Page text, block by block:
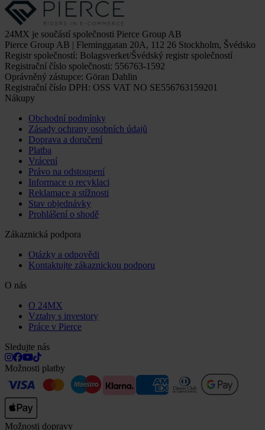
24MX je součástí společnosti Pierce Group AB
Pierce Group AB | Fleminggatan 20A, 112 26 Stockholm, Švédsko
Registr společností: Bolagsverket/Švédský registr společností
Registrační číslo společnosti: 556763-1592
Oprávněný zástupce: Göran Dahlin
Registrační číslo DPH: OSS VAT NO SE556763159201
Nákupy
Obchodní podmínky
Zásady ochrany osobních údajů
Doprava a doručení
Platba
Vrácení
Právo na odstoupení
Informace o recyklaci
Reklamace a stížnosti
Stav objednávky
Prohlášení o shodě
Zákaznická podpora
Otázky a odpovědi
Kontaktujte zákaznickou podporu
O nás
O 24MX
Vztahy s investory
Práce v Pierce
Sledujte nás
Možnosti platby
Možnosti dopravy